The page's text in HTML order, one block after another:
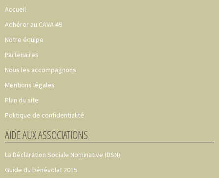
Accueil
Adhérer au CAVA 49
Notre équipe
Partenaires
Nous les accompagnons
Mentions légales
Plan du site
Politique de confidentialité
AIDE AUX ASSOCIATIONS
La Déclaration Sociale Nominative (DSN)
Guide du bénévolat 2015